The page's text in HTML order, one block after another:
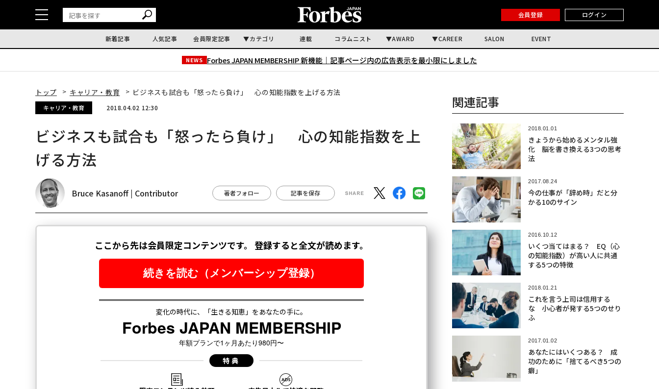
会員登録 ログイン
新着記事 人気記事 会員限定記事 カテゴリ 連載 コラムニスト AWARD CAREER SALON EVENT
NEWS Forbes JAPAN MEMBERSHIP 新機能｜ 記事ページ内の広告表示を最小限にしました
トップ キャリア・教育 ビジネスも試合も「怒ったら負け」 心の知能指数を上げる方法
キャリア・教育 2018.04.02 12:30
ビジネスも試合も「怒ったら負け」 心の知能指数を上
げる方法
Bruce Kasanoff | Contributor 著者フォロー 記事を保存
関連記事
2018.01.01
きょうから始めるメンタル強
化 脳を書き換える3つの思考
法
2017.08.24
今の仕事が「辞め時」だと分
かる10のサイン
2016.10.12
いくつ当てはまる？ EQ（心
の知能指数）が高い人に共通
する5つの特徴
2018.01.21
これを言う上司は信用する
な 小心者が発する5つのせり
ふ
2017.01.02
あなたにはいくつある？ 成
功のために「捨てるべき5つの
癖」